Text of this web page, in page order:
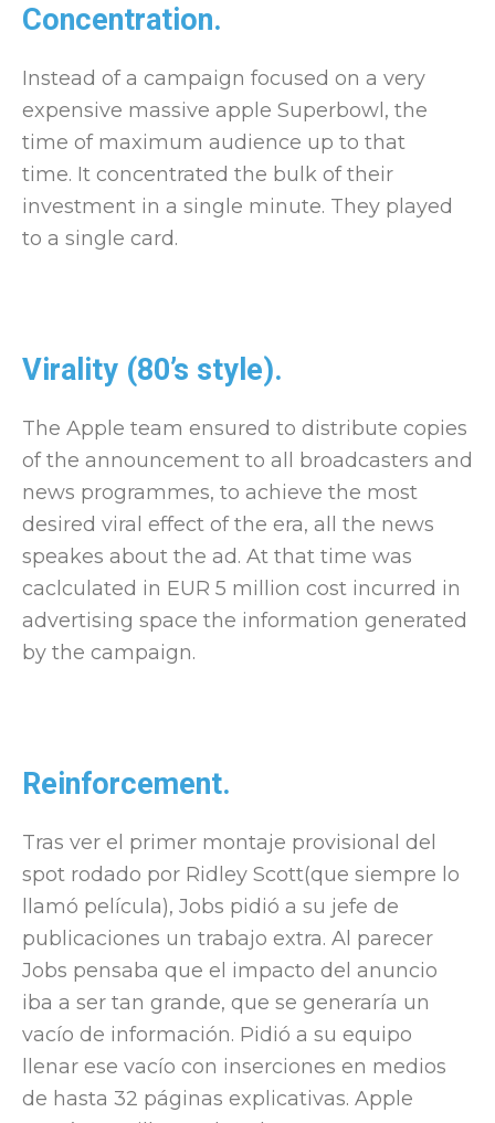
Concentration.
Instead of a campaign focused on a very
expensive massive apple Superbowl, the
time of maximum audience up to that
time. It concentrated the bulk of their
investment in a single minute. They played
to a single card.
Virality (80’s style).
The Apple team ensured to distribute copies
of the announcement to all broadcasters and
news programmes, to achieve the most
desired viral effect of the era, all the news
speakes about the ad. At that time was
caclculated in EUR 5 million cost incurred in
advertising space the information generated
by the campaign.
Reinforcement.
Tras ver el primer montaje provisional del
spot rodado por Ridley Scott(que siempre lo
llamó película), Jobs pidió a su jefe de
publicaciones un trabajo extra. Al parecer
Jobs pensaba que el impacto del anuncio
iba a ser tan grande, que se generaría un
vacío de información. Pidió a su equipo
llenar ese vacío con inserciones en medios
de hasta 32 páginas explicativas. Apple